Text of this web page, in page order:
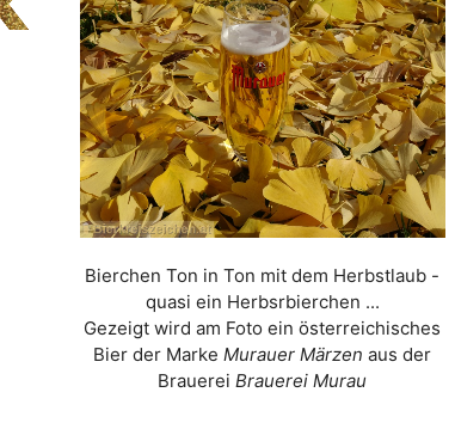
Bierchen Ton in Ton mit dem Herbstlaub -
quasi ein Herbsrbierchen ...
Gezeigt wird am Foto ein österreichisches
Bier der MarkeMurauer Märzen aus der
BrauereiBrauerei Murau